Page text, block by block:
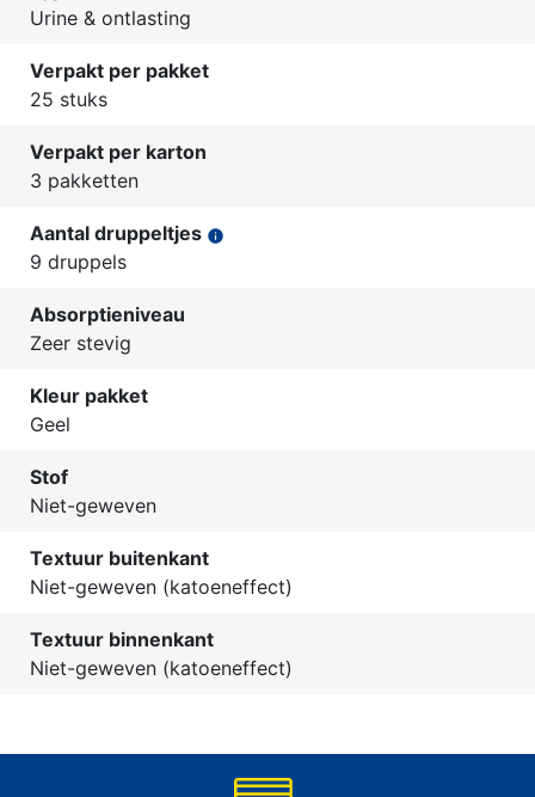
Urine & ontlasting
Verpakt per pakket
25 stuks
Verpakt per karton
3 pakketten
Aantal druppeltjes info
9 druppels
Absorptieniveau
Zeer stevig
Kleur pakket
Geel
Stof
Niet-geweven
Textuur buitenkant
Niet-geweven (katoeneffect)
Textuur binnenkant
Niet-geweven (katoeneffect)